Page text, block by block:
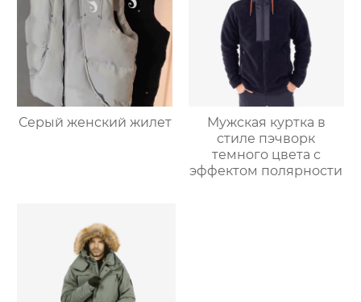
Серый женский жилет
Мужская куртка в
стиле пэчворк
темного цвета с
эффектом полярности